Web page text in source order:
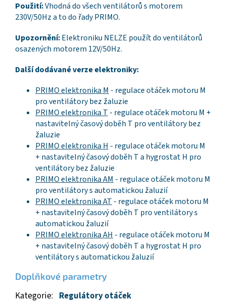
Použití:Vhodná do všech ventilátorů s motorem
230V/50Hz a to do řady PRIMO.
Upozornění:Elektroniku NELZE použít do ventilátorů
osazených motorem 12V/50Hz.
Další dodávané verze elektroniky:
PRIMO elektronika M - regulace otáček motoru M
pro ventilátory bez žaluzie
PRIMO elektronika T - regulace otáček motoru M +
nastavitelný časový doběh T pro ventilátory bez
žaluzie
PRIMO elektronika H - regulace otáček motoru M
+ nastavitelný časový doběh T a hygrostat H pro
ventilátory bez žaluzie
PRIMO elektronika AM - regulace otáček motoru M
pro ventilátory s automatickou žaluzií
PRIMO elektronika AT - regulace otáček motoru M
+ nastavitelný časový doběh T pro ventilátory s
automatickou žaluzií
PRIMO elektronika AH - regulace otáček motoru M
+ nastavitelný časový doběh T a hygrostat H pro
ventilátory s automatickou žaluzií
Doplňkové parametry
Kategorie: Regulátory otáček